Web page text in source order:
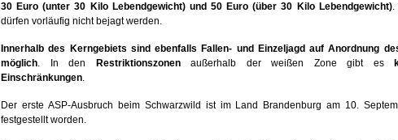
30 Euro (unter 30 Kilo Lebendgewicht) und 50 Euro (über 30 Kilo Lebendgewicht).
dürfen vorläufig nicht bejagt werden.
Innerhalb des Kerngebiets sind ebenfalls Fallen- und Einzeljagd auf Anordnung
möglich. In den Restriktionszonenaußerhalb der weißen Zone gibt es
Einschränkungen.
Der erste ASP-Ausbruch beim Schwarzwild ist im Land Brandenburg am 10.
festgestellt worden.